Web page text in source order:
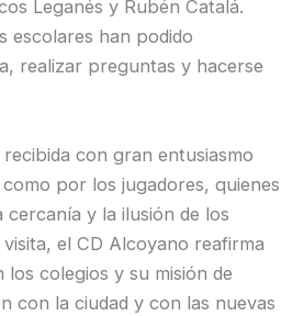
Leganés y Rubén Catalá.
escolares han podido
realizar preguntas y hacerse
recibida con gran entusiasmo
por los jugadores, quienes
cercanía y la ilusión de los
el CD Alcoyano reafirma
colegios y su misión de
con la ciudad y con las nuevas